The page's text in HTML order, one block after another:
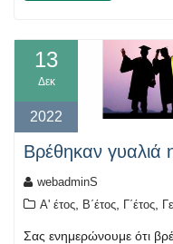
13
Δεκ
2022
Βρέθηκαν γυαλιά
webadminS
Α' έτος
Β΄έτος Γ΄έτος
Σας ενημερώνουμε ότι